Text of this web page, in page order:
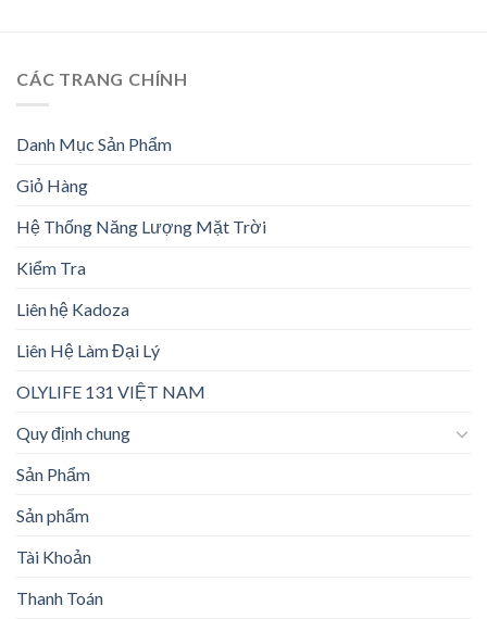
CÁC TRANG CHÍNH
Danh Mục Sản Phẩm
Giỏ Hàng
Hệ Thống Năng Lượng Mặt Trời
Kiểm Tra
Liên hệ Kadoza
Liên Hệ Làm Đại Lý
OLYLIFE 131 VIỆT NAM
Quy định chung
Sản Phẩm
Sản phẩm
Tài Khoản
Thanh Toán